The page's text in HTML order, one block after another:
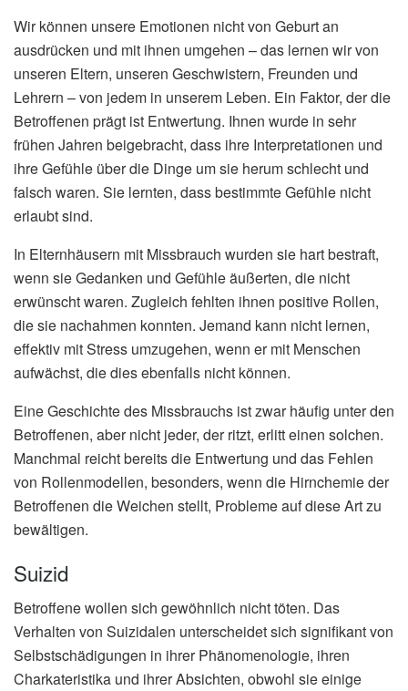
Wir können unsere Emotionen nicht von Geburt an
ausdrücken und mit ihnen umgehen – das lernen wir von
unseren Eltern, unseren Geschwistern, Freunden und
Lehrern – von jedem in unserem Leben. Ein Faktor, der die
Betroffenen prägt ist Entwertung. Ihnen wurde in sehr
frühen Jahren beigebracht, dass ihre Interpretationen und
ihre Gefühle über die Dinge um sie herum schlecht und
falsch waren. Sie lernten, dass bestimmte Gefühle nicht
erlaubt sind.
In Elternhäusern mit Missbrauch wurden sie hart bestraft,
wenn sie Gedanken und Gefühle äußerten, die nicht
erwünscht waren. Zugleich fehlten ihnen positive Rollen,
die sie nachahmen konnten. Jemand kann nicht lernen,
effektiv mit Stress umzugehen, wenn er mit Menschen
aufwächst, die dies ebenfalls nicht können.
Eine Geschichte des Missbrauchs ist zwar häufig unter den
Betroffenen, aber nicht jeder, der ritzt, erlitt einen solchen.
Manchmal reicht bereits die Entwertung und das Fehlen
von Rollenmodellen, besonders, wenn die Hirnchemie der
Betroffenen die Weichen stellt, Probleme auf diese Art zu
bewältigen.
Suizid
Betroffene wollen sich gewöhnlich nicht töten. Das
Verhalten von Suizidalen unterscheidet sich signifikant von
Selbstschädigungen in ihrer Phänomenologie, ihren
Charkateristika und ihrer Absichten, obwohl sie einige